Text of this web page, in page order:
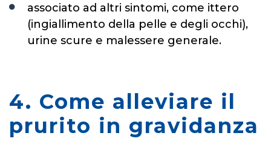
associato ad altri sintomi, come ittero
(ingiallimento della pelle e degli occhi),
urine scure e malessere generale.
4. Come alleviare il
prurito in gravidanza